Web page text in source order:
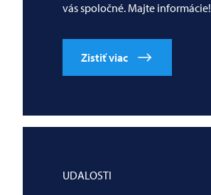
vás spoločné. Majte informácie!
Zistiť viac
UDALOSTI